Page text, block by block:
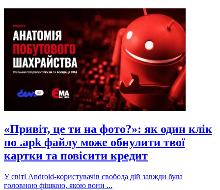
«Привіт, це ти на фото?»: як один клік
по .apk файлу може обнулити твої
картки та повісити кредит
У світі Android-користувачів свобода дій завжди була
головною фішкою, якою вони ...